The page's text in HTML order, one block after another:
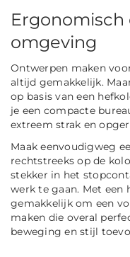
omgeving
Ontwerpen maken
altijd gemakkelijk.
op basis van een
je een compacte
extreem strak en
Maak eenvoudigweg
rechtstreeks op de
stekker in het
werk te gaan. Met een
gemakkelijk om een
maken die overal
beweging en stijl